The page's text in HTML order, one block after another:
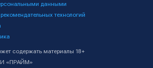
данными
технологий
содержать материалы 18+
«ПРАЙМ»